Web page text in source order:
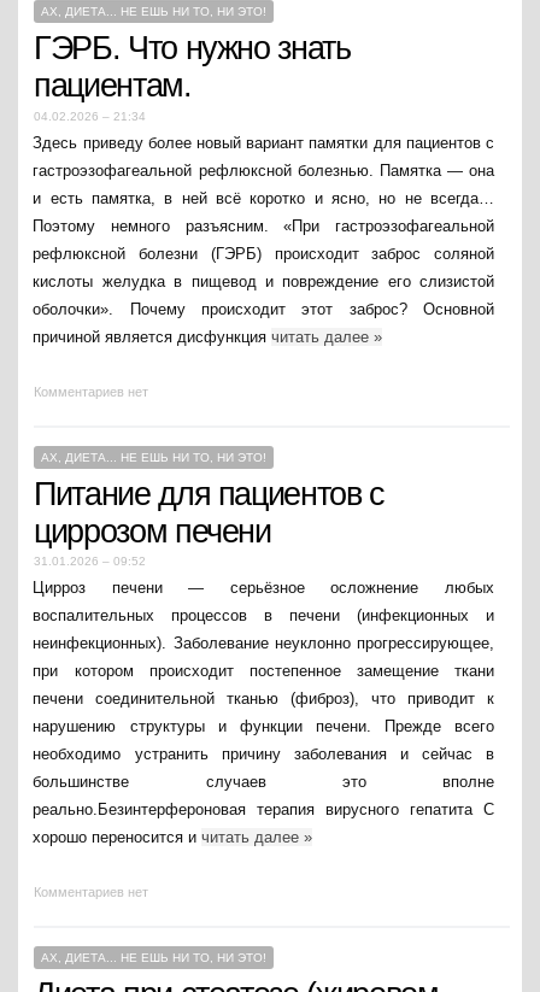
АХ, ДИЕТА... НЕ ЕШЬ НИ ТО, НИ ЭТО!
ГЭРБ. Что нужно знать
пациентам.
04.02.2026 – 21:34
Здесь приведу более новый вариант памятки для пациентов с
гастроэзофагеальной рефлюксной болезнью. Памятка — она
и есть памятка, в ней всё коротко и ясно, но не всегда…
Поэтому немного разъясним. «При гастроэзофагеальной
рефлюксной болезни (ГЭРБ) происходит заброс соляной
кислоты желудка в пищевод и повреждение его слизистой
оболочки». Почему происходит этот заброс? Основной
причиной является дисфункциячитать далее»
Комментариев нет
АХ, ДИЕТА... НЕ ЕШЬ НИ ТО, НИ ЭТО!
Питание для пациентов с
циррозом печени
31.01.2026 – 09:52
Цирроз печени — серьёзное осложнение любых
воспалительных процессов в печени (инфекционных и
неинфекционных). Заболевание неуклонно прогрессирующее,
при котором происходит постепенное замещение ткани
печени соединительной тканью (фиброз), что приводит к
нарушению структуры и функции печени. Прежде всего
необходимо устранить причину заболевания и сейчас в
большинстве случаев это вполне
реально.Безинтерфероновая терапия вирусного гепатита С
хорошо переносится ичитать далее»
Комментариев нет
АХ, ДИЕТА... НЕ ЕШЬ НИ ТО, НИ ЭТО!